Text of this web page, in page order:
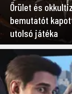
Őrület és
bemutatót
utolsó játéka